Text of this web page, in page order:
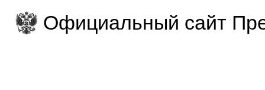
Официальный сайт